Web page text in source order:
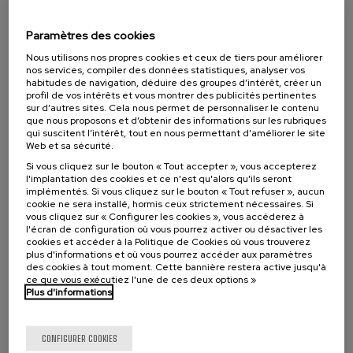
Visibilizando el duelo gestacional, perinatal
20 h. Espagnol Basque
...
À PARTIR DE
Dernières
places
Gratuit
Date
passée
Liste
d'attente
Période
d'inscription
SCIENCE ET TECHNOLOGIE
Paramètres des cookies
Nous utilisons nos propres cookies et ceux de tiers pour améliorer
nos services, compiler des données statistiques, analyser vos
habitudes de navigation, déduire des groupes d’intérêt, créer un
profil de vos intérêts et vous montrer des publicités pertinentes
sur d’autres sites. Cela nous permet de personnaliser le contenu
que nous proposons et d’obtenir des informations sur les rubriques
qui suscitent l’intérêt, tout en nous permettant d’améliorer le site
Web et sa sécurité.
Si vous cliquez sur le bouton « Tout accepter », vous accepterez
l'implantation des cookies et ce n'est qu'alors qu'ils seront
implémentés. Si vous cliquez sur le bouton « Tout refuser », aucun
cookie ne sera installé, hormis ceux strictement nécessaires. Si
vous cliquez sur « Configurer les cookies », vous accéderez à
l'écran de configuration où vous pourrez activer ou désactiver les
cookies et accéder à la Politique de Cookies où vous trouverez
plus d'informations et où vous pourrez accéder aux paramètres
des cookies à tout moment. Cette bannière restera active jusqu'à
ce que vous exécutiez l'une de ces deux options »
Plus d'informations
CONFIGURER COOKIES